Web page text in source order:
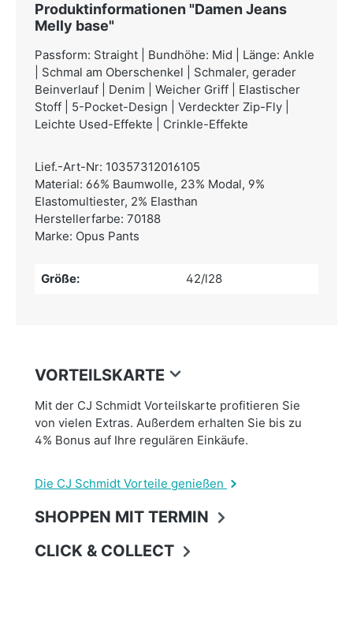
Produktinformationen "Damen Jeans
Melly base"
Passform: Straight | Bundhöhe: Mid | Länge: Ankle
| Schmal am Oberschenkel | Schmaler, gerader
Beinverlauf | Denim | Weicher Griff | Elastischer
Stoff | 5-Pocket-Design | Verdeckter Zip-Fly |
Leichte Used-Effekte | Crinkle-Effekte
Lief.-Art-Nr: 10357312016105
Material: 66% Baumwolle, 23% Modal, 9%
Elastomultiester, 2% Elasthan
Herstellerfarbe: 70188
Marke: Opus Pants
Größe: 42/l28
VORTEILSKARTE
Mit der CJ Schmidt Vorteilskarte profitieren Sie
von vielen Extras. Außerdem erhalten Sie bis zu
4% Bonus auf Ihre regulären Einkäufe.
Die CJ Schmidt Vorteile genießen
SHOPPEN MIT TERMIN
CLICK & COLLECT